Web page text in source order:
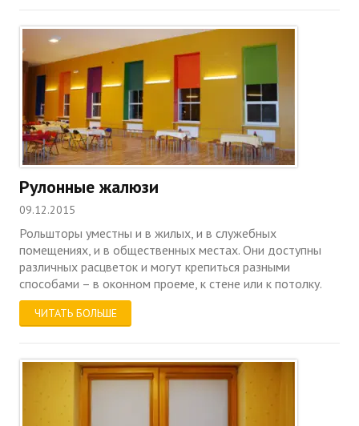
Рулонные жалюзи
09.12.2015
Рольшторы уместны и в жилых, и в служебных
помещениях, и в общественных местах. Они доступны
различных расцветок и могут крепиться разными
способами – в оконном проеме, к стене или к потолку.
ЧИТАТЬ БОЛЬШЕ